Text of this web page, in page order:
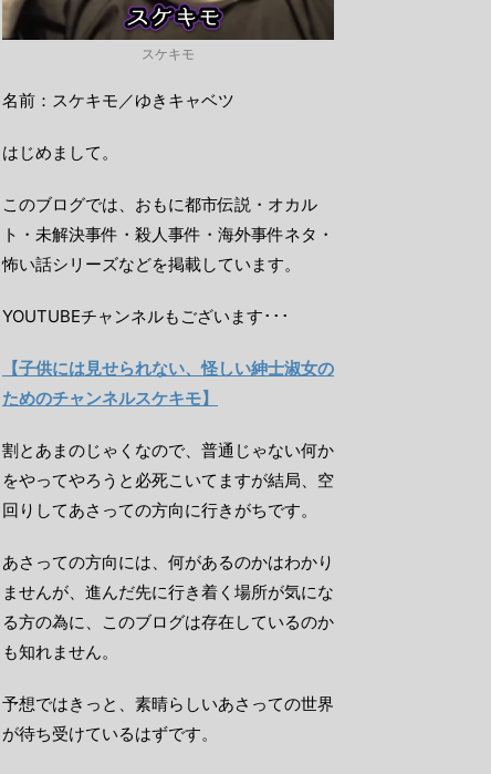
スケキモ
名前：スケキモ／ゆきキャベツ
はじめまして。
このブログでは、おもに都市伝説・オカル
ト・未解決事件・殺人事件・海外事件ネタ・
怖い話シリーズなどを掲載しています。
YOUTUBEチャンネルもございます･･･
【子供には見せられない、怪しい紳士淑女の
ためのチャンネルスケキモ】
割とあまのじゃくなので、普通じゃない何か
をやってやろうと必死こいてますが結局、空
回りしてあさっての方向に行きがちです。
あさっての方向には、何があるのかはわかり
ませんが、進んだ先に行き着く場所が気にな
る方の為に、このブログは存在しているのか
も知れません。
予想ではきっと、素晴らしいあさっての世界
が待ち受けているはずです。